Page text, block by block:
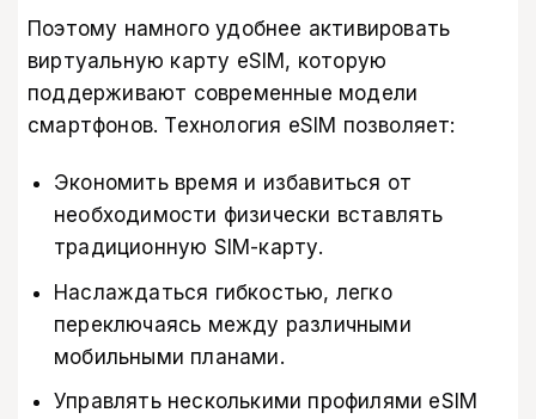
Поэтому намного удобнее активировать
виртуальную карту eSIM, которую
поддерживают современные модели
смартфонов. Технология eSIM позволяет:
Экономить время и избавиться от
необходимости физически вставлять
традиционную SIM-карту.
Наслаждаться гибкостью, легко
переключаясь между различными
мобильными планами.
Управлять несколькими профилями eSIM